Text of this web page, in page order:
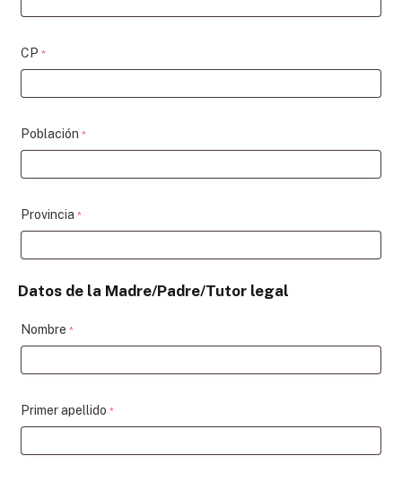
CP *
Población *
Provincia *
Datos de la Madre/Padre/Tutor legal
Nombre *
Primer apellido *